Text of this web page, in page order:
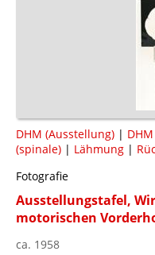
DHM (Ausstellung) |
(spinale) | Lähmung |
Fotografie
Ausstellungstafel,
motorischen
ca. 1958